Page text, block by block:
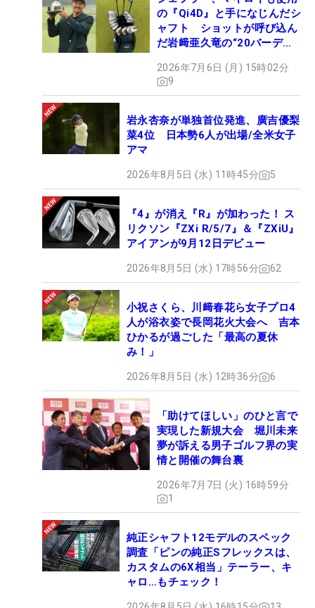
の『Qi4D』と手になじんだシ
ャフト ショットが呼び込ん
だ岩﨑亜久竜の“20バーデ
2026年7月6日 (月) 15時02分
9
岩永杏奈が単独首位発進、廣吉優梨
菜4位 日本勢6人が出場/全米女子
アマ
2026年8月5日 (水) 11時45分 5
『4』が消え『R』が加わった！ ス
リクソン『ZXi R/5/7』＆『ZXiU』
アイアンが9月12日デビュー
2026年8月5日 (水) 17時56分 62
小祝さくら、川﨑春花ら女子プロ4
人が浴衣姿で長岡花火大会へ 吉本
ひかるが過ごした「最高の夏休
み！」
2026年8月5日 (水) 12時36分 6
「助けてほしい」のひと言で
実現した新規大会 堀川未来
夢が訴える男子ゴルフ界の実
情と開催の舞台裏
2026年7月7日 (火) 16時59分
1
純正シャフト12モデルのスペック
調査「ピンの純正Sフレックスは、
カスタムの6X相当」テーラー、キ
ャロ…もチェック！